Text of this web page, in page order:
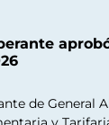
de General